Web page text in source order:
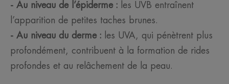
- Au niveau de l’épiderme :
les UVB entraînent
l’apparition de petites taches brunes.
- Au niveau du derme :
les UVA, qui pénètrent plus
profondément, contribuent à la formation de rides
profondes et au relâchement de la peau.